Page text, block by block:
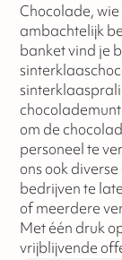
Chocolade,
ambachtelijk
banket vind je
om de
personeel te
ons ook
bedrijven te
of meerdere
Met één druk
vrijblijvende